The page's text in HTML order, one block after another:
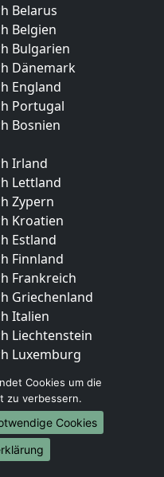
Belarus
Belgien
Bulgarien
Dänemark
England
Portugal
Bosnien
Irland
Lettland
Zypern
Kroatien
Estland
Finnland
Frankreich
Griechenland
Italien
Liechtenstein
Luxemburg
Norwegen
Berlin
Cookies um die
zu verbessern.
Cookies